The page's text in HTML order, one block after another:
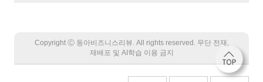
Copyright Ⓒ 동아비즈니스리뷰. All rights reserved. 무단 전재,
재배포 및 AI학습 이용 금지